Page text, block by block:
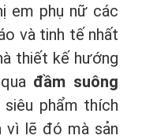
em phụ nữ các
và tinh tế nhất
thiết kế hướng
đầm suông
phẩm thích
vì lẽ đó mà sản